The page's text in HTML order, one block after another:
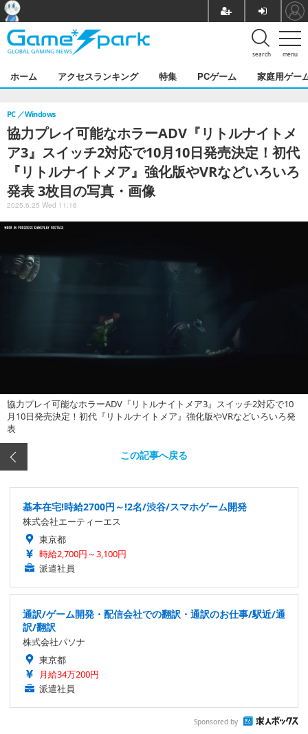
menu
search
ホーム アクセスランキング 特集 PCゲーム 家庭用ゲー
協力プレイ可能なホラーADV『リトルナイトメ
ア3』スイッチ2対応で10月10日発売決定！初代
『リトルナイトメア』強化版やVRなどいろいろ
発表 3枚目の写真・画像
PC Windows
2025.6.25 Wed 11:16
協力プレイ可能なホラーADV『リトルナイトメア3』スイッチ2対応で10
月10日発売決定！初代『リトルナイトメア』強化版やVRなどいろいろ発
表
この記事へ戻る
基本在宅!時給2700円～!2名/渋谷/スマホゲーム開発
株式会社エーティーエス
東京都
時給2,700円～3,100円
派遣社員
通訳/ゲーム開発・配信会社での翻訳・通訳のお仕事/駅近/通
訳/翻訳
株式会社パソナ
東京都
月給34万200円
派遣社員
Sponsored by